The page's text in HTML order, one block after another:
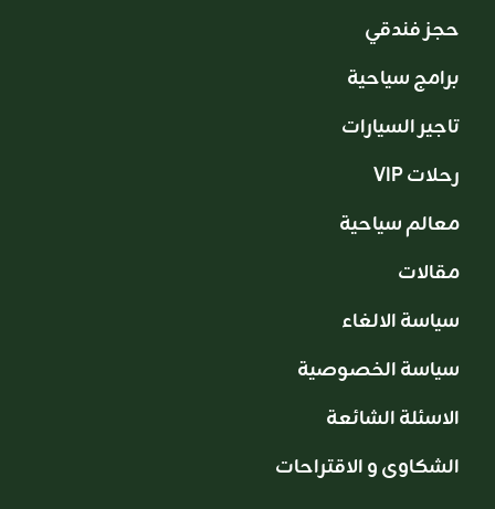
حجز فندقي
برامج سياحية
تاجير السيارات
VIP رحلات
معالم سياحية
مقالات
سياسة الالغاء
سياسة الخصوصية
الاسئلة الشائعة
الشكاوى و الاقتراحات